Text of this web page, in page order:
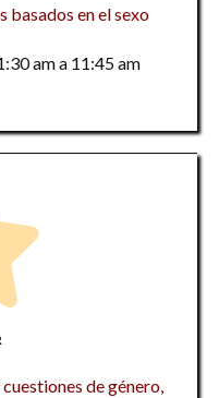
basados en el sexo
am a 11:45 am
de género,